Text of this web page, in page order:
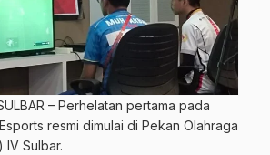
– Perhelatan pertama pada
resmi dimulai di Pekan Olahraga
Sulbar.